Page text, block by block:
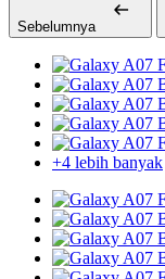
Sebelumnya
+4 lebih banyak